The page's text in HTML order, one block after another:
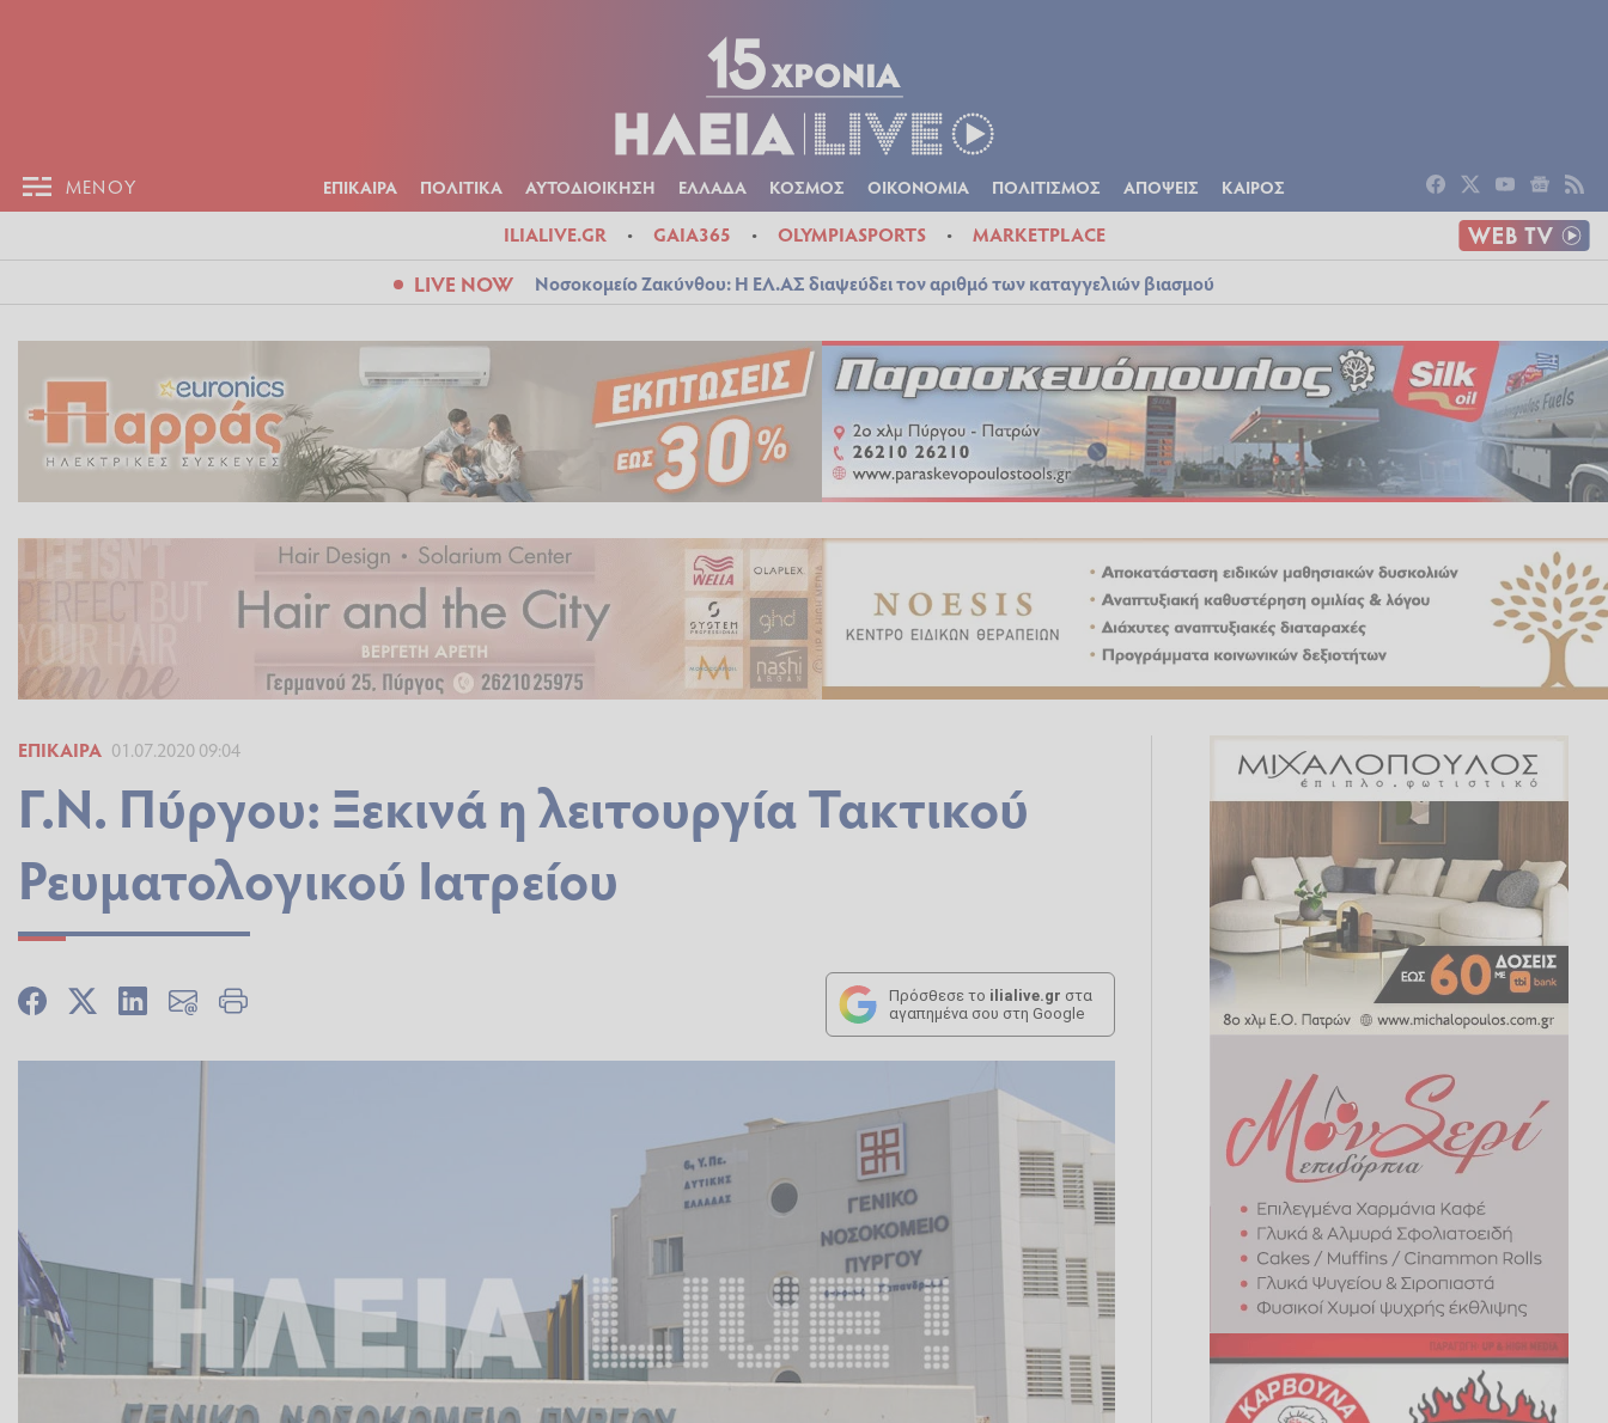
ΜΕΝΟΥ ΕΠΙΚΑΙΡΑ ΠΟΛΙΤΙΚΑ ΑΥΤΟΔΙΟΙΚΗΣΗ ΕΛΛΑΔΑ ΚΟΣΜΟΣ ΟΙΚΟΝΟΜΙΑ ΠΟΛΙΤΙΣΜΟΣ ΑΠΟΨΕΙΣ ΚΑΙΡΟΣ
ILIALIVE.GR GAIA365 OLYMPIASPORTS MARKETPLACE
LIVE NOW Νοσοκομείο Ζακύνθου: Η ΕΛ.ΑΣ διαψεύδει τον αριθμό των καταγγελιών βιασμού
ΕΠΊΚΑΙΡΑ 01.07.2020 09:04
Γ.Ν. Πύργου: Ξεκινά η λειτουργία Τακτικού
Ρευματολογικού Ιατρείου
Πρόσθεσε το ilialive.gr στα
αγαπημένα σου στη Google